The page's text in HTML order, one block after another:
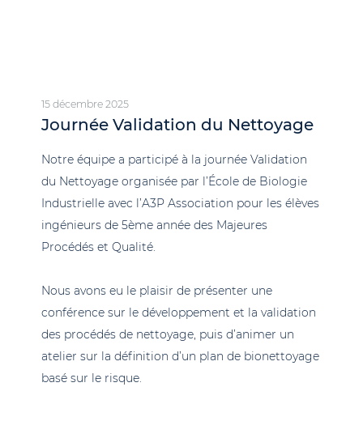
15 décembre 2025
Journée Validation du Nettoyage
Notre équipe a participé à la journée Validation
du Nettoyage organisée par l’École de Biologie
Industrielle avec l’A3P Association pour les élèves
ingénieurs de 5ème année des Majeures
Procédés et Qualité.
Nous avons eu le plaisir de présenter une
conférence sur le développement et la validation
des procédés de nettoyage, puis d’animer un
atelier sur la définition d’un plan de bionettoyage
basé sur le risque.